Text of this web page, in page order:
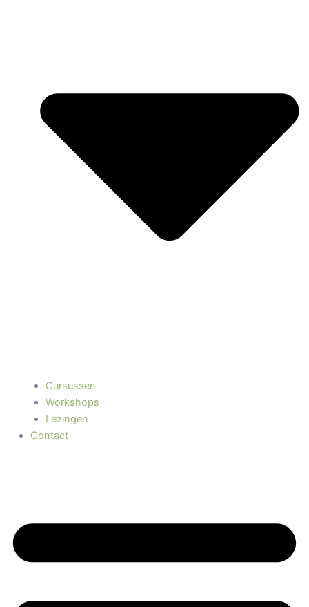
Cursussen
Workshops
Lezingen
Contact